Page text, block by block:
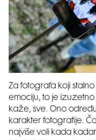
Za fotografa koji
emociju, to je
kaže, sve. Ono
karakter fotografije.
najviše voli kada